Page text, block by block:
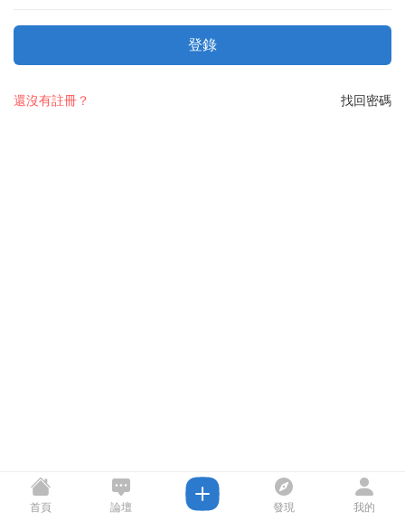
登錄
找回密碼
還沒有註冊？
首頁 論壇 發現 我的